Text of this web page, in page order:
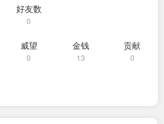
好友数
0
威望
0
金钱
13
贡献
0